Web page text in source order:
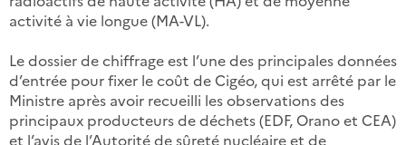
activité à vie longue (MA-VL).
Le dossier de chiffrage est l’une des principales données
d’entrée pour fixer le coût de Cigéo, qui est arrêté par le
Ministre après avoir recueilli les observations des
principaux producteurs de déchets (EDF, Orano et CEA)
et l’avis de l’Autorité de sûreté nucléaire et de